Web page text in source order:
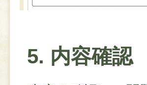
5. 内容確認